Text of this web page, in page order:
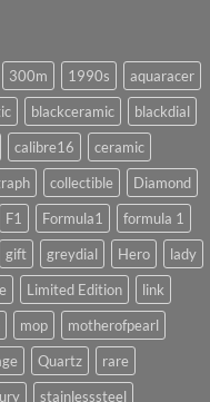
300m 1990s
aquaracer
blackceramic
blackdial
calibre16
ceramic
collectible
Diamond
F1 Formula1
formula 1
gift greydial Hero
lady
Limited Edition
link
mop
motherofpearl
Quartz
rare
stainlesssteel